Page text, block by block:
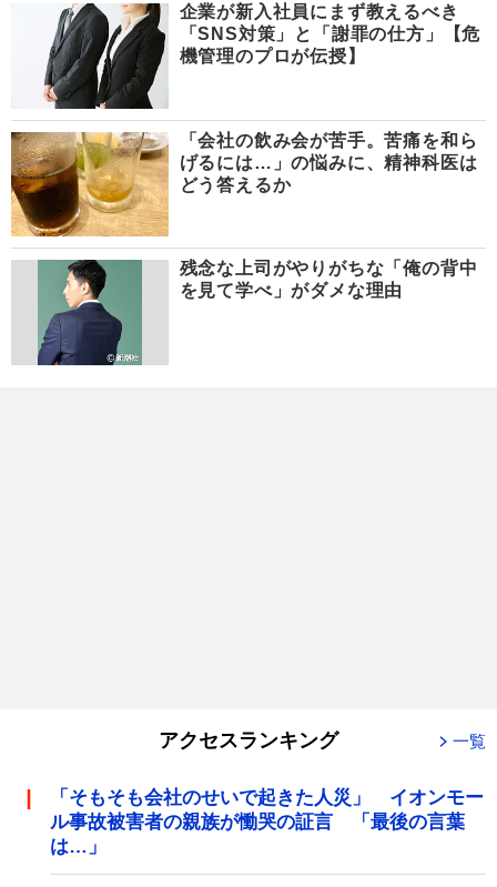
企業が新入社員にまず教えるべき
「SNS対策」と「謝罪の仕方」【危
機管理のプロが伝授】
「会社の飲み会が苦手。苦痛を和ら
げるには…」の悩みに、精神科医は
どう答えるか
残念な上司がやりがちな「俺の背中
を見て学べ」がダメな理由
アクセスランキング 一覧
「そもそも会社のせいで起きた人災」 イオンモー
ル事故被害者の親族が慟哭の証言 「最後の言葉
は…」